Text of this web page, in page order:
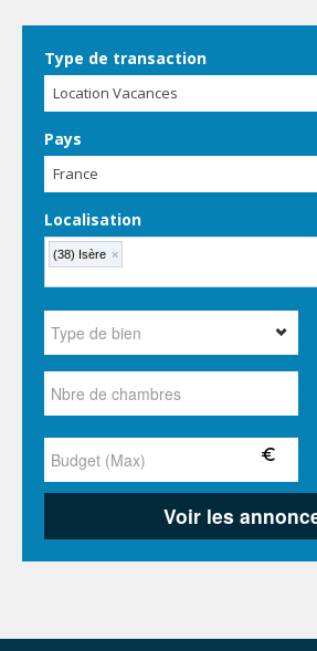
Type de transaction
Location Vacances
Pays
France
Localisation
(38) Isère ×